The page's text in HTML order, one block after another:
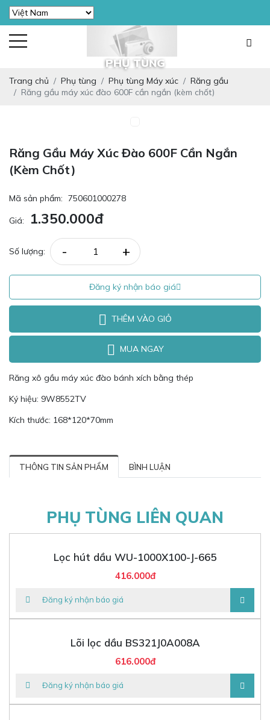
PHỤ TÙNG
Trang chủ Phụ tùng Phụ tùng Máy xúc
Răng gầu
Răng gầu máy xúc đào 600F cần ngắn (kèm chốt)
Răng Gầu Máy Xúc Đào 600F Cần Ngắn
(kèm Chốt)
Mã sản phẩm: 750601000278
Giá: 1.350.000đ
Số lượng: - +
Đăng ký nhận báo giá
THÊM VÀO GIỎ
MUA NGAY
Răng xô gầu máy xúc đào bánh xích bằng thép
Ký hiệu: 9W8552TV
Kích thước: 168*120*70mm
THÔNG TIN SẢN PHẨM BÌNH LUẬN
PHỤ TÙNG LIÊN QUAN
Lọc hút dầu WU-1000X100-J-665
416.000đ
Đăng ký nhận báo giá
Lõi lọc dầu BS321J0A008A
616.000đ
Đăng ký nhận báo giá